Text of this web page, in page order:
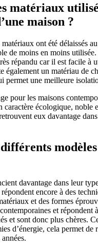
matériaux
maison ?
ont été délaissés
de moins en moins
répandu car il est facile à
également un matériau de
permet une meilleure
pour les maisons
caractère écologique, noble
eux davantage
davantage dans leur
encore à des
et des formes
et répondent
et sont donc plus chères.
d’énergie, cela permet de